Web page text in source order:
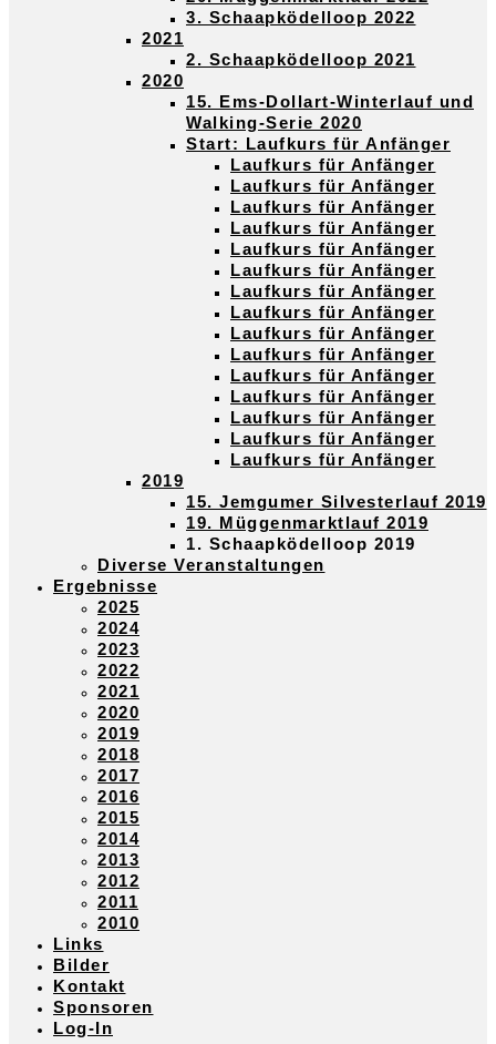
3. Schaapködelloop 2022
2021
2. Schaapködelloop 2021
2020
15. Ems-Dollart-Winterlauf und
Walking-Serie 2020
Start: Laufkurs für Anfänger
Laufkurs für Anfänger
Laufkurs für Anfänger
Laufkurs für Anfänger
Laufkurs für Anfänger
Laufkurs für Anfänger
Laufkurs für Anfänger
Laufkurs für Anfänger
Laufkurs für Anfänger
Laufkurs für Anfänger
Laufkurs für Anfänger
Laufkurs für Anfänger
Laufkurs für Anfänger
Laufkurs für Anfänger
Laufkurs für Anfänger
Laufkurs für Anfänger
2019
15. Jemgumer Silvesterlauf 2019
19. Müggenmarktlauf 2019
1. Schaapködelloop 2019
Diverse Veranstaltungen
Ergebnisse
2025
2024
2023
2022
2021
2020
2019
2018
2017
2016
2015
2014
2013
2012
2011
2010
Links
Bilder
Kontakt
Sponsoren
Log-In